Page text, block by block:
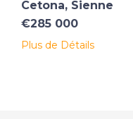
Cetona, Sienne
€285 000
Plus de Détails